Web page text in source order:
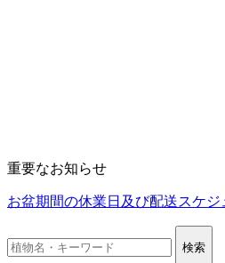
重要なお知らせ
お盆期間の休業日及び配送スケジ
検索